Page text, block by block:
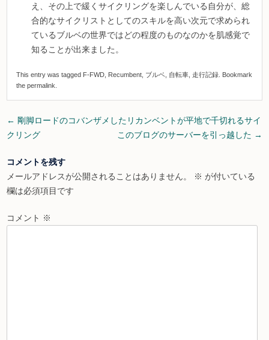
え、その上で緩くサイクリングを楽しんでいる自分が、総
合的なサイクリストとしてのスキルを高い次元で求められ
ているブルベの世界ではどの程度のものなのかを肌感覚で
知ることが出来ました。
This entry was tagged F-FWD, Recumbent, ブルベ, 自転車, 走行記録. Bookmark
the permalink
Post
navigation
← 剛脚ロードのコバンザメしたリカンベントが平地で千切れるサイ
クリング
このブログのサーバーを引っ越した →
コメントを残す
メールアドレスが公開されることはありません。
※ が付いている
欄は必須項目です
コメント ※